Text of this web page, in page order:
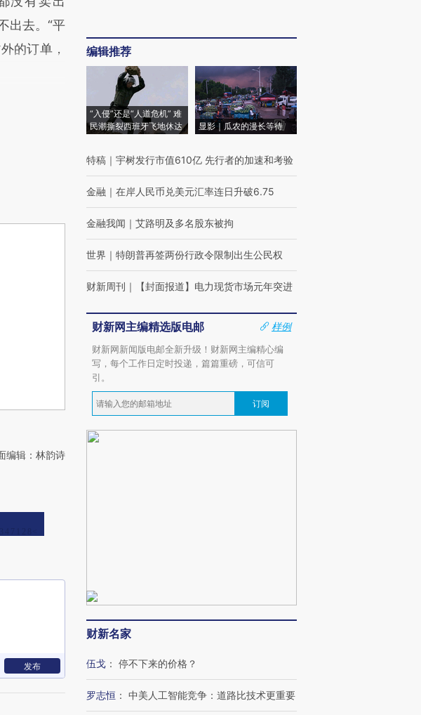
出去。“平
的订单，
编辑：林韵诗
发布
编辑推荐
“入侵”还是“人道危机” 难
民潮撕裂西班牙飞地休达
显影｜瓜农的漫长等待
特稿 ｜ 宇树发行市值610亿 先行者的加速和考验
金融 ｜ 在岸人民币兑美元汇率连日升破6.75
金融我闻 ｜ 艾路明及多名股东被拘
世界 ｜ 特朗普再签两份行政令限制出生公民权
财新周刊 ｜ 【封面报道】电力现货市场元年突进
财新网主编精选版电邮
样例
财新网新闻版电邮全新升级！财新网主编精心编
写，每个工作日定时投递，篇篇重磅，可信可
引。
订阅
财新名家
伍戈 ： 停不下来的价格？
罗志恒 ： 中美人工智能竞争：道路比技术更重要